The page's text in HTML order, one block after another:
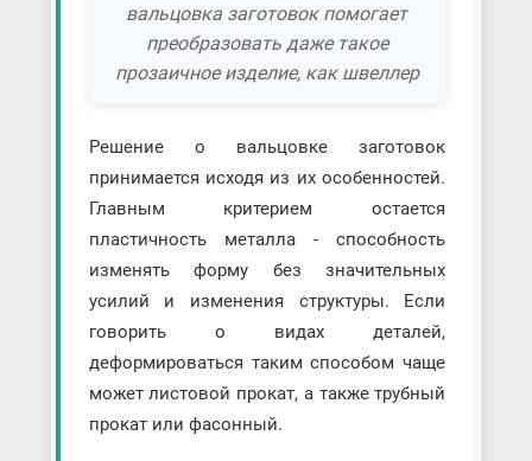
вальцовка заготовок помогает
преобразовать даже такое
прозаичное изделие, как швеллер
Решение о вальцовке заготовок
принимается исходя из их особенностей.
Главным критерием остается
пластичность металла - способность
изменять форму без значительных
усилий и изменения структуры. Если
говорить о видах деталей,
деформироваться таким способом чаще
может листовой прокат, а также трубный
прокат или фасонный.